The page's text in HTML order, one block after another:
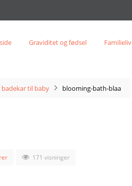
Graviditet og fødsel Familieliv
til baby blooming-bath-blaa
171 visninger